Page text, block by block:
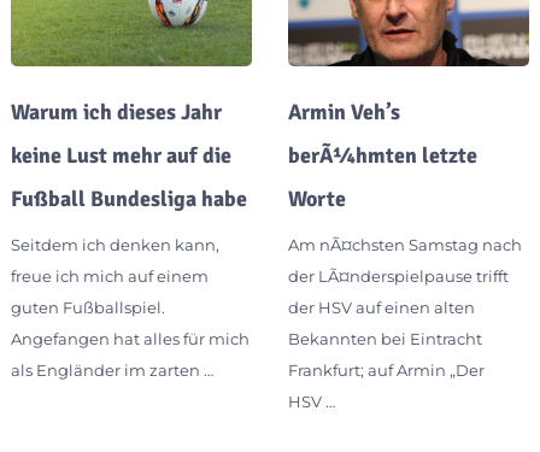
Warum ich dieses Jahr
keine Lust mehr auf die
Fußball Bundesliga habe
Seitdem ich denken kann,
freue ich mich auf einem
guten Fußballspiel.
Angefangen hat alles für mich
als Engländer im zarten …
Armin Veh’s
berÃ¼hmten letzte
Worte
Am nÃ¤chsten Samstag nach
der LÃ¤nderspielpause trifft
der HSV auf einen alten
Bekannten bei Eintracht
Frankfurt; auf Armin „Der
HSV …